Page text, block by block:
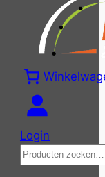
Login
Zoeken